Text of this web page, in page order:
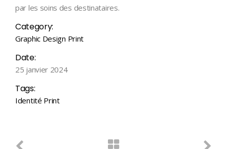
par les soins des destinataires.
Category:
Graphic Design Print
Date:
25 janvier 2024
Tags:
Identité Print